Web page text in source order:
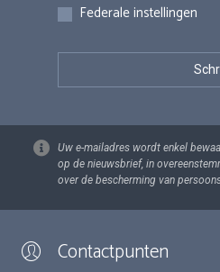
Federale instellingen
Uw e-mailadres wordt enkel
op de nieuwsbrief, in
over de bescherming van
Contactpunten